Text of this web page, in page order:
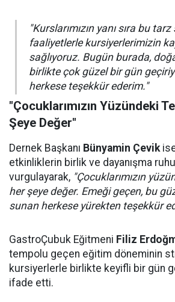
"Kurslarımızın yanı sıra bu
faaliyetlerle kursiyerlerimizin
sağlıyoruz. Bugün burada,
birlikte çok güzel bir gün
herkese teşekkür ederim."
"Çocuklarımızın Yüzündeki
Şeye Değer"
Dernek Başkanı Bünyamin Çevik
etkinliklerin birlik ve dayanışma
vurgulayarak, "Çocuklarımızın
her şeye değer. Emeği geçen, bu
sunan herkese yürekten teşekkür
GastroÇubuk Eğitmeni Filiz
tempolu geçen eğitim döneminin
kursiyerlerle birlikte keyifli bir gün
ifade etti.